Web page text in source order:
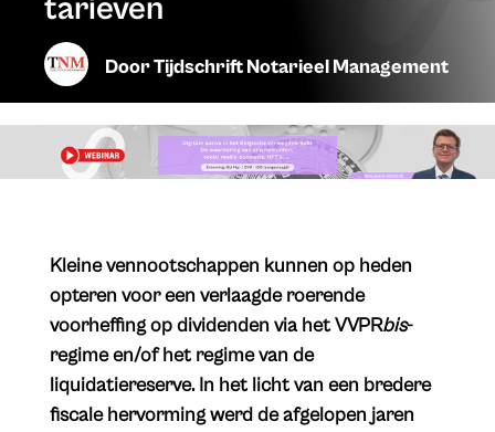
tarieven
DoorTijdschrift Notarieel Management
​Kleine vennootschappen kunnen op heden
opteren voor een verlaagde roerende
voorheffing op dividenden via het VVPRbis-
regime en/of het regime van de
liquidatiereserve. In het licht van een bredere
fiscale hervorming werd de afgelopen jaren